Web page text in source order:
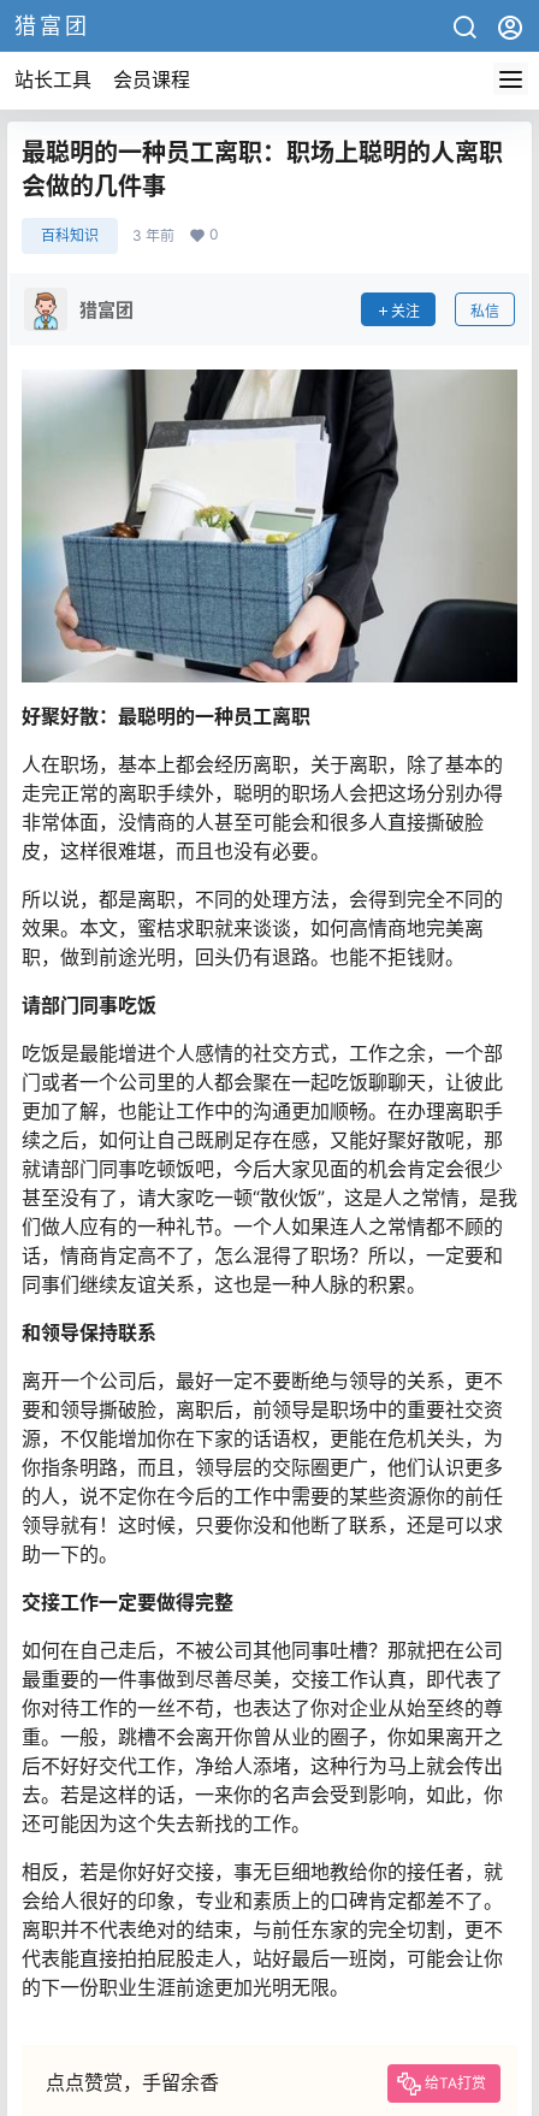
猎富团
站长工具 会员课程
最聪明的一种员工离职：职场上聪明的人离职
会做的几件事
百科知识 3 年前 0
猎富团 关注 私信
好聚好散：最聪明的一种员工离职
人在职场，基本上都会经历离职，关于离职，除了基本的
走完正常的离职手续外，聪明的职场人会把这场分别办得
非常体面，没情商的人甚至可能会和很多人直接撕破脸
皮，这样很难堪，而且也没有必要。
所以说，都是离职，不同的处理方法，会得到完全不同的
效果。本文，蜜桔求职就来谈谈，如何高情商地完美离
职，做到前途光明，回头仍有退路。也能不拒钱财。
请部门同事吃饭
吃饭是最能增进个人感情的社交方式，工作之余，一个部
门或者一个公司里的人都会聚在一起吃饭聊聊天，让彼此
更加了解，也能让工作中的沟通更加顺畅。在办理离职手
续之后，如何让自己既刷足存在感，又能好聚好散呢，那
就请部门同事吃顿饭吧，今后大家见面的机会肯定会很少
甚至没有了，请大家吃一顿“散伙饭”，这是人之常情，是我
们做人应有的一种礼节。一个人如果连人之常情都不顾的
话，情商肯定高不了，怎么混得了职场？所以，一定要和
同事们继续友谊关系，这也是一种人脉的积累。
和领导保持联系
离开一个公司后，最好一定不要断绝与领导的关系，更不
要和领导撕破脸，离职后，前领导是职场中的重要社交资
源，不仅能增加你在下家的话语权，更能在危机关头，为
你指条明路，而且，领导层的交际圈更广，他们认识更多
的人，说不定你在今后的工作中需要的某些资源你的前任
领导就有！这时候，只要你没和他断了联系，还是可以求
助一下的。
交接工作一定要做得完整
如何在自己走后，不被公司其他同事吐槽？那就把在公司
最重要的一件事做到尽善尽美，交接工作认真，即代表了
你对待工作的一丝不苟，也表达了你对企业从始至终的尊
重。一般，跳槽不会离开你曾从业的圈子，你如果离开之
后不好好交代工作，净给人添堵，这种行为马上就会传出
去。若是这样的话，一来你的名声会受到影响，如此，你
还可能因为这个失去新找的工作。
相反，若是你好好交接，事无巨细地教给你的接任者，就
会给人很好的印象，专业和素质上的口碑肯定都差不了。
离职并不代表绝对的结束，与前任东家的完全切割，更不
代表能直接拍拍屁股走人，站好最后一班岗，可能会让你
的下一份职业生涯前途更加光明无限。
点点赞赏，手留余香 给TA打赏